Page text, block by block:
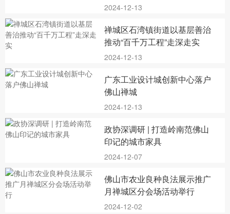
2024-12-13
禅城区石湾镇街道以基层善治
推动“百千万工程”走深走实
2024-12-13
广东工业设计城创新中心落户
佛山禅城
2024-12-13
政协深调研 | 打造岭南范佛山
印记的城市家具
2024-12-07
佛山市农业良种良法展示推广
月禅城区分会场活动举行
2024-12-02